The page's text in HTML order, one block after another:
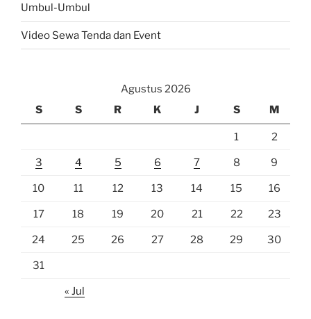
Umbul-Umbul
Video Sewa Tenda dan Event
Agustus 2026
S
S R K J S M
1 2
3 4 5 6 7 8 9
10 11 12 13 14 15 16
17 18 19 20 21 22 23
24 25 26 27 28 29 30
31
« Jul